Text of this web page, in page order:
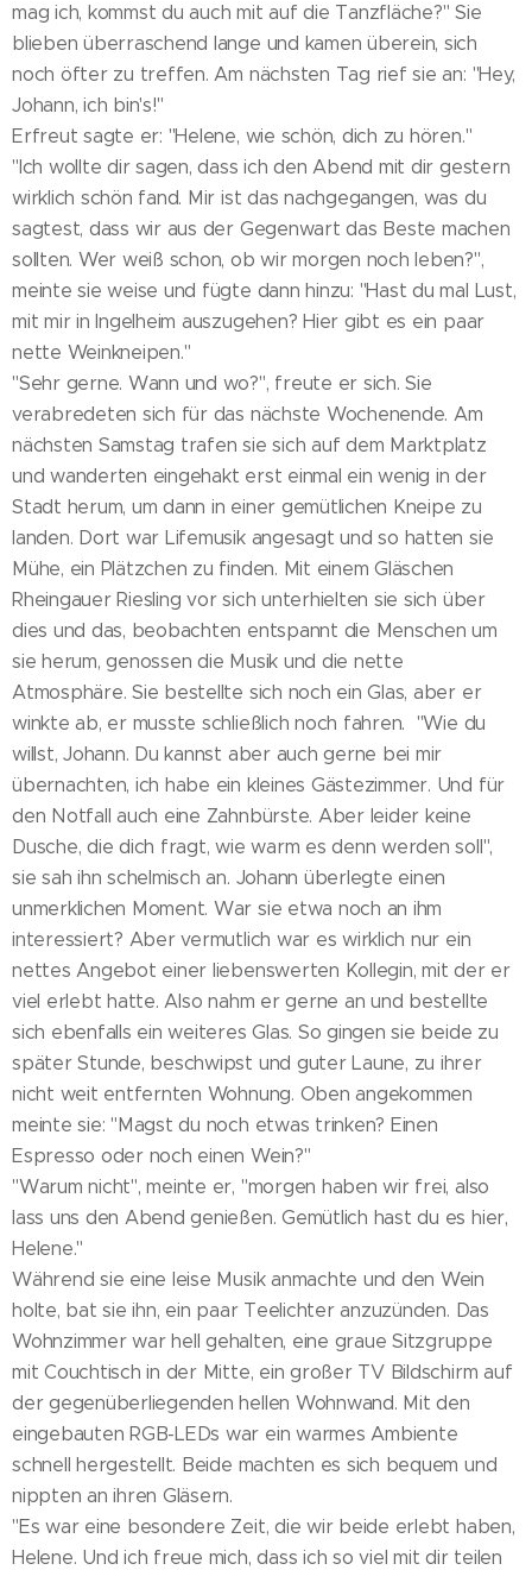
mag ich, kommst du auch mit auf die Tanzfläche?" Sie
blieben überraschend lange und kamen überein, sich
noch öfter zu treffen. Am nächsten Tag rief sie an: "Hey,
Johann, ich bin's!"
Erfreut sagte er: "Helene, wie schön, dich zu hören."
"Ich wollte dir sagen, dass ich den Abend mit dir gestern
wirklich schön fand. Mir ist das nachgegangen, was du
sagtest, dass wir aus der Gegenwart das Beste machen
sollten. Wer weiß schon, ob wir morgen noch leben?",
meinte sie weise und fügte dann hinzu: "Hast du mal Lust,
mit mir in Ingelheim auszugehen? Hier gibt es ein paar
nette Weinkneipen."
"Sehr gerne. Wann und wo?", freute er sich. Sie
verabredeten sich für das nächste Wochenende. Am
nächsten Samstag trafen sie sich auf dem Marktplatz
und wanderten eingehakt erst einmal ein wenig in der
Stadt herum, um dann in einer gemütlichen Kneipe zu
landen. Dort war Lifemusik angesagt und so hatten sie
Mühe, ein Plätzchen zu finden. Mit einem Gläschen
Rheingauer Riesling vor sich unterhielten sie sich über
dies und das, beobachten entspannt die Menschen um
sie herum, genossen die Musik und die nette
Atmosphäre. Sie bestellte sich noch ein Glas, aber er
winkte ab, er musste schließlich noch fahren. "Wie du
willst, Johann. Du kannst aber auch gerne bei mir
übernachten, ich habe ein kleines Gästezimmer. Und für
den Notfall auch eine Zahnbürste. Aber leider keine
Dusche, die dich fragt, wie warm es denn werden soll",
sie sah ihn schelmisch an. Johann überlegte einen
unmerklichen Moment. War sie etwa noch an ihm
interessiert? Aber vermutlich war es wirklich nur ein
nettes Angebot einer liebenswerten Kollegin, mit der er
viel erlebt hatte. Also nahm er gerne an und bestellte
sich ebenfalls ein weiteres Glas. So gingen sie beide zu
später Stunde, beschwipst und guter Laune, zu ihrer
nicht weit entfernten Wohnung. Oben angekommen
meinte sie: "Magst du noch etwas trinken? Einen
Espresso oder noch einen Wein?"
"Warum nicht", meinte er, "morgen haben wir frei, also
lass uns den Abend genießen. Gemütlich hast du es hier,
Helene."
Während sie eine leise Musik anmachte und den Wein
holte, bat sie ihn, ein paar Teelichter anzuzünden. Das
Wohnzimmer war hell gehalten, eine graue Sitzgruppe
mit Couchtisch in der Mitte, ein großer TV Bildschirm auf
der gegenüberliegenden hellen Wohnwand. Mit den
eingebauten RGB-LEDs war ein warmes Ambiente
schnell hergestellt. Beide machten es sich bequem und
nippten an ihren Gläsern.
"Es war eine besondere Zeit, die wir beide erlebt haben,
Helene. Und ich freue mich, dass ich so viel mit dir teilen